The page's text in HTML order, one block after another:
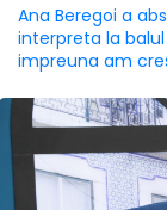
Ana Beregoi a
interpreta la
impreuna am